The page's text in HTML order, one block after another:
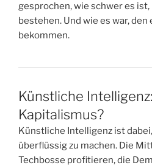
gesprochen, wie schwer es ist,
bestehen. Und wie es war,
bekommen.
Künstliche
Kapitalismus?
Künstliche Intelligenz ist
überflüssig zu machen. Die
Techbosse profitieren, die